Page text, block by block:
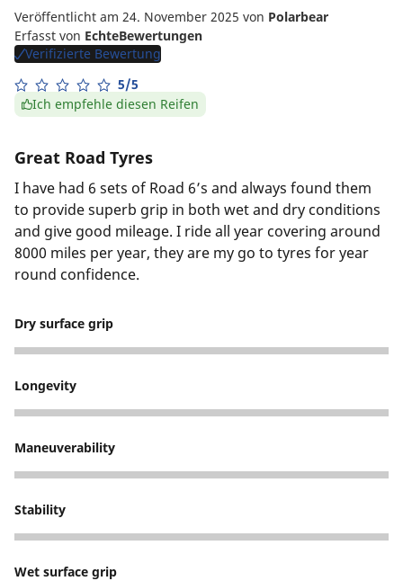
Veröffentlicht am 24. November 2025 von Polarbear
Erfasst von EchteBewertungen
Verifizierte Bewertung
5/5
Ich empfehle diesen Reifen
Great Road Tyres
I have had 6 sets of Road 6’s and always found them
to provide superb grip in both wet and dry conditions
and give good mileage. I ride all year covering around
8000 miles per year, they are my go to tyres for year
round confidence.
Dry surface grip
5
Longevity
4
Maneuverability
5
Stability
5
Wet surface grip